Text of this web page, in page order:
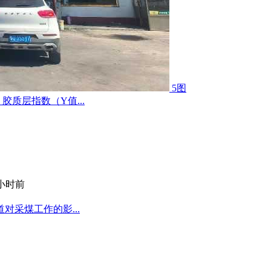
5图
质层指数（Y值...
时前
对采煤工作的影...